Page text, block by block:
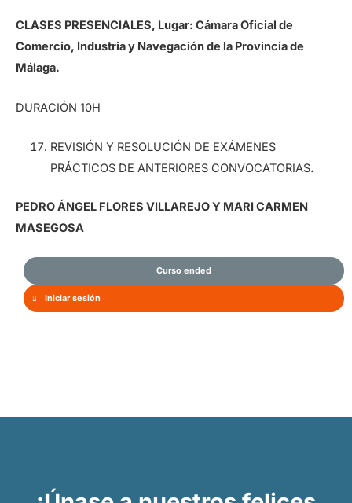
CLASES PRESENCIALES, Lugar: Cámara Oficial de
Comercio, Industria y Navegación de la Provincia de
Málaga.
DURACIÓN 10H
REVISIÓN Y RESOLUCIÓN DE EXÁMENES
PRÁCTICOS DE ANTERIORES CONVOCATORIAS.
PEDRO ÁNGEL FLORES VILLAREJO Y MARI CARMEN
MASEGOSA
Curso ended
Iniciar sesión